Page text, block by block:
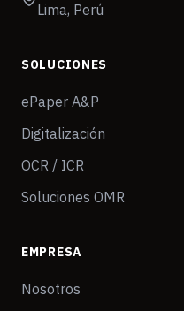
Lima, Perú
SOLUCIONES
ePaper A&P
Digitalización
OCR / ICR
Soluciones OMR
EMPRESA
Nosotros